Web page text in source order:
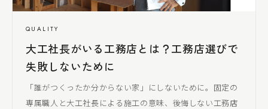
QUALITY
大工社長がいる工務店とは？工務店選びで
失敗しないために
「誰がつくったか分からない家」にしないために。固定の
専属職人と大工社長による施工の意味、後悔しない工務店